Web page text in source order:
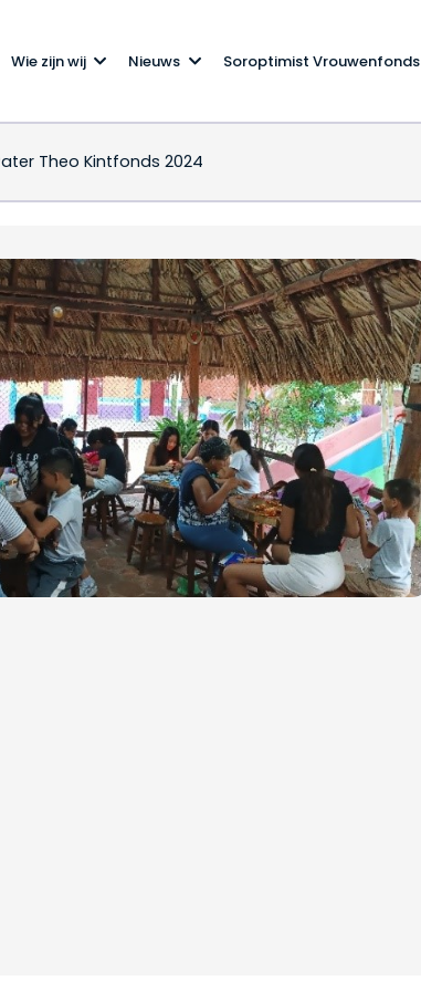
Wie zijn wij Nieuws Soroptimist Vrouwenfonds
Theo Kintfonds 2024
2024